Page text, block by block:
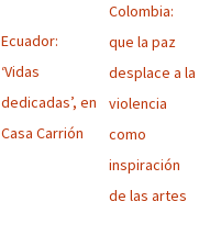
Ecuador:
‘Vidas
dedicadas’, en
Casa Carrión
Colombia:
que la paz
desplace a la
violencia
como
inspiración
de las artes